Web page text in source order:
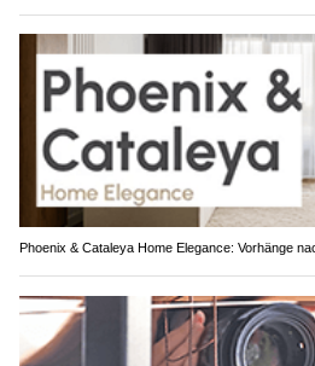
Phoenix & Cataleya Home Elegance: Vorhänge